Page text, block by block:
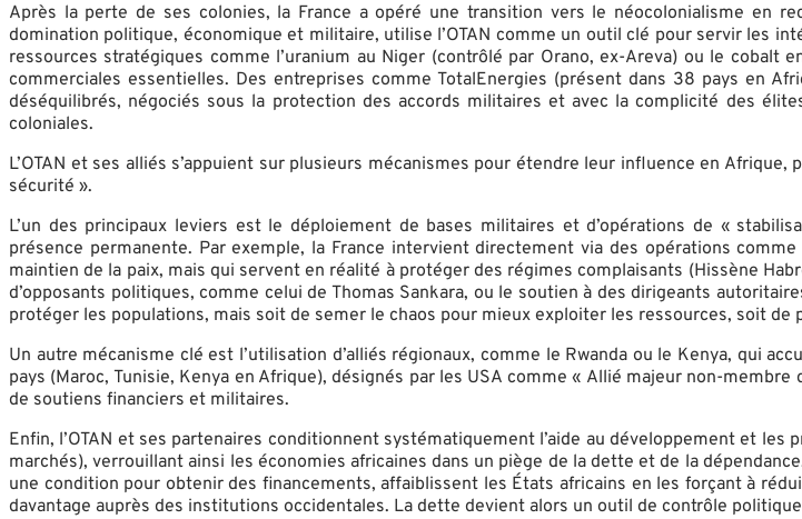
Après la perte de ses colonies, la France a opéré une transition vers le néocolonialisme en
domination politique, économique et militaire, utilise l’OTAN comme un outil clé pour servir les
ressources stratégiques comme l’uranium au Niger (contrôlé par Orano, ex-Areva) ou le
commerciales essentielles. Des entreprises comme TotalEnergies (présent dans 38 pays en
déséquilibrés, négociés sous la protection des accords militaires et avec la complicité des
coloniales.
L’OTAN et ses alliés s’appuient sur plusieurs mécanismes pour étendre leur influence en
sécurité ».
L’un des principaux leviers est le déploiement de bases militaires et d’opérations de «
présence permanente. Par exemple, la France intervient directement via des opérations
maintien de la paix, mais qui servent en réalité à protéger des régimes complaisants (Hissène
d’opposants politiques, comme celui de Thomas Sankara, ou le soutien à des dirigeants
protéger les populations, mais soit de semer le chaos pour mieux exploiter les ressources, soit
Un autre mécanisme clé est l’utilisation d’alliés régionaux, comme le Rwanda ou le Kenya, qui
pays (Maroc, Tunisie, Kenya en Afrique), désignés par les USA comme « Allié majeur non-
de soutiens financiers et militaires.
Enfin, l’OTAN et ses partenaires conditionnent systématiquement l’aide au développement et
marchés), verrouillant ainsi les économies africaines dans un piège de la dette et de la
une condition pour obtenir des financements, affaiblissent les États africains en les forçant à
davantage auprès des institutions occidentales. La dette devient alors un outil de contrôle